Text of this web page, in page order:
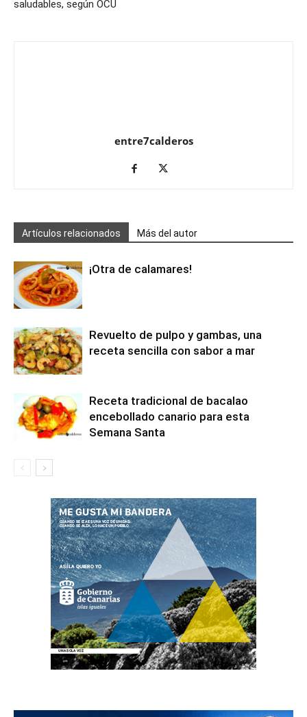
saludables, según OCU
entre7calderos
Artículos relacionados Más del autor
¡Otra de calamares!
Revuelto de pulpo y gambas, una
receta sencilla con sabor a mar
Receta tradicional de bacalao
encebollado canario para esta
Semana Santa